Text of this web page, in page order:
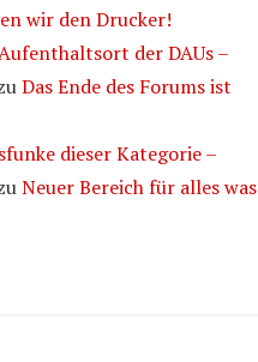
wir den Drucker!
der DAUs –
Das Ende des Forums ist
dieser Kategorie –
Neuer Bereich für alles was